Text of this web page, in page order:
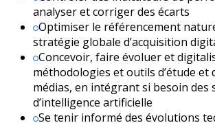
analyser et corriger des écarts
Optimiser le référencement
stratégie globale d’acquisition
Concevoir, faire évoluer et
méthodologies et outils d’étude et
médias, en intégrant si besoin des
d’intelligence artificielle
Se tenir informé des évolutions